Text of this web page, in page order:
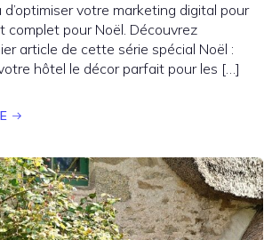
votre marketing digital pour
complet pour Noël. Découvrez
article de cette série spécial Noël :
hôtel le décor parfait pour les […]